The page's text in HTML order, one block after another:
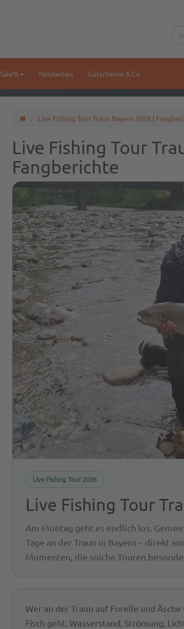
Sale% Neuheiten Gutscheine & Co
Live Fishing Tour Traun Bayern 2026 |
Live Fishing Tour
Fangberichte
Live Fishing Tour 2026
Live Fishing Tour
Am Montag geht es endlich los.
Tage an der Traun in Bayern – direkt
Momenten, die solche Touren
Wer an der Traun auf Forelle und
Fisch geht. Wasserstand, Strömung,